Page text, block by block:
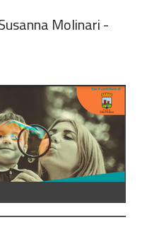
Molinari -
events/